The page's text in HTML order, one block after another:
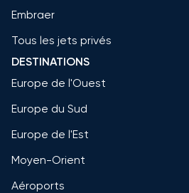
Embraer
Tous les jets privés
DESTINATIONS
Europe de l'Ouest
Europe du Sud
Europe de l'Est
Moyen-Orient
Aéroports